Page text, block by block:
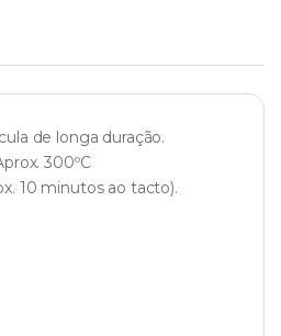
de longa duração.
300ºC
10 minutos ao tacto).